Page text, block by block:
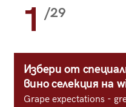
1 /29
Избери от
вино селекция на
Grape expectations -